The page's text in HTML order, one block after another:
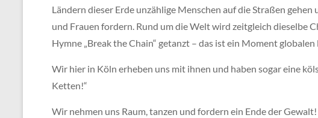
Ländern dieser Erde unzählige Menschen auf die Straßen
und Frauen fordern. Rund um die Welt wird zeitgleich dieselbe
Hymne „Break the Chain“ getanzt – das ist ein Moment
Wir hier in Köln erheben uns mit ihnen und haben sogar eine
Ketten!“
Wir nehmen uns Raum, tanzen und fordern ein Ende der